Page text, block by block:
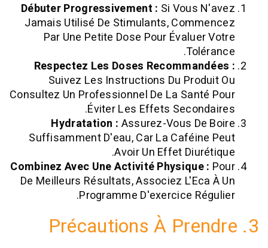
Débuter Progressivement :Si Vous
Jamais Utilisé De Stimulants,
Par Une Petite Dose Pour Évaluer
Respectez Les Doses
Suivez Les Instructions Du
Consultez Un Professionnel De La
Éviter Les Effets
Hydratation :Assurez-Vous De
Suffisamment D'eau, Car La
Avoir Un Effet
Combinez Avec Une Activité Physique :
De Meilleurs Résultats, Associez L'Eca
Programme D'exercice